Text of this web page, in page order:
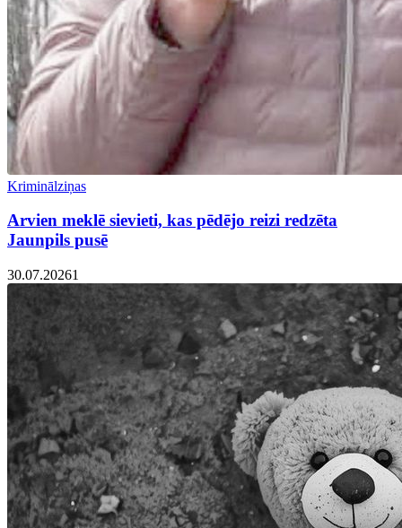
Kriminālziņas
Arvien meklē sievieti, kas pēdējo reizi redzēta
Jaunpils pusē
30.07.20261